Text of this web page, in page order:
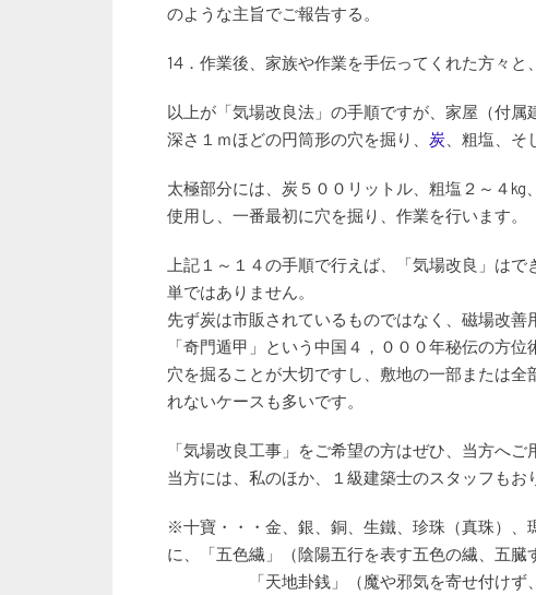
のような主旨でご報告する。
14．作業後、家族や作業を手伝ってくれた方々と
以上が「気場改良法」の手順ですが、家屋（付属
深さ１ｍほどの円筒形の穴を掘り、 炭、粗塩、そ
太極部分には、炭５００リットル、粗塩２～４
使用し、一番最初に穴を掘り、作業を行います。
上記１～１４の手順で行えば、「気場改良」は
単ではありません。
先ず炭は市販されているものではなく、磁場改
「奇門遁甲」という中国４，０００年秘伝の方
穴を掘ることが大切ですし、敷地の一部または
れないケースも多いです。
「気場改良工事」をご希望の方はぜひ、当方へご
当方には、私のほか、１級建築士のスタッフもお
※十寶・・・金、銀、銅、生鐵、珍珠（真珠）、
に、「五色繊」（陰陽五行を表す五色の繊、五臓
「天地卦銭」（魔や邪気を寄せ付けず、良